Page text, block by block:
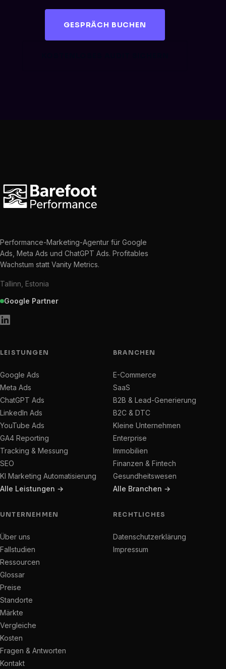
GESPRÄCH BUCHEN
Performance-Marketing-Agentur für Google
Ads, Meta Ads und ChatGPT Ads. Profitables
Wachstum statt Vanity Metrics.
Tallinn, Estonia
Google Partner
LEISTUNGEN
Google Ads
Meta Ads
ChatGPT Ads
LinkedIn Ads
YouTube Ads
GA4 Reporting
Tracking & Messung
SEO
KI Marketing Automatisierung
Alle Leistungen →
BRANCHEN
E-Commerce
SaaS
B2B & Lead-Generierung
B2C & DTC
Kleine Unternehmen
Enterprise
Immobilien
Finanzen & Fintech
Gesundheitswesen
Alle Branchen →
UNTERNEHMEN
Über uns
Fallstudien
Ressourcen
Glossar
Preise
Standorte
Märkte
Vergleiche
Kosten
Fragen & Antworten
Kontakt
RECHTLICHES
Datenschutzerklärung
Impressum